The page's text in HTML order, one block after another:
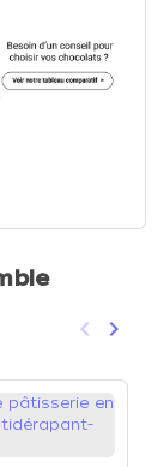
Précédent
keyboard_arrow_left keyboard_arrow_right